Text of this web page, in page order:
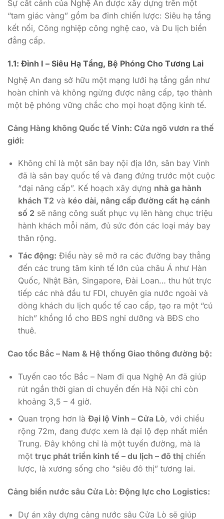
Sự cất cánh của Nghệ An được xây dựng trên một
“tam giác vàng” gồm ba đỉnh chiến lược: Siêu hạ tầng
kết nối, Công nghiệp công nghệ cao, và Du lịch biển
đẳng cấp.
1.1: Đỉnh I – Siêu Hạ Tầng, Bệ Phóng Cho Tương Lai
Nghệ An đang sở hữu một mạng lưới hạ tầng gần như
hoàn chỉnh và không ngừng được nâng cấp, tạo thành
một bệ phóng vững chắc cho mọi hoạt động kinh tế.
Cảng Hàng không Quốc tế Vinh: Cửa ngõ vươn ra thế
giới:
Không chỉ là một sân bay nội địa lớn, sân bay Vinh
đã là sân bay quốc tế và đang đứng trước một cuộc
“đại nâng cấp”. Kế hoạch xây dựng nhà ga hành
khách T2và kéo dài, nâng cấp đường cất hạ cánh
số 2sẽ nâng công suất phục vụ lên hàng chục triệu
hành khách mỗi năm, đủ sức đón các loại máy bay
thân rộng.
Tác động: Điều này sẽ mở ra các đường bay thẳng
đến các trung tâm kinh tế lớn của châu Á như Hàn
Quốc, Nhật Bản, Singapore, Đài Loan… thu hút trực
tiếp các nhà đầu tư FDI, chuyên gia nước ngoài và
dòng khách du lịch quốc tế cao cấp, tạo ra một “cú
hích” khổng lồ cho BĐS nghỉ dưỡng và BĐS cho
thuê.
Cao tốc Bắc – Nam & Hệ thống Giao thông đường bộ:
Tuyến cao tốc Bắc – Nam đi qua Nghệ An đã giúp
rút ngắn thời gian di chuyển đến Hà Nội chỉ còn
khoảng 3,5 – 4 giờ.
Quan trọng hơn là Đại lộ Vinh – Cửa Lò, với chiều
rộng 72m, đang được xem là đại lộ đẹp nhất miền
Trung. Đây không chỉ là một tuyến đường, mà là
một trục phát triển kinh tế – du lịch – đô thịchiến
lược, là xương sống cho “siêu đô thị” tương lai.
Cảng biển nước sâu Cửa Lò: Động lực cho Logistics:
Dự án xây dựng cảng nước sâu Cửa Lò sẽ giúp